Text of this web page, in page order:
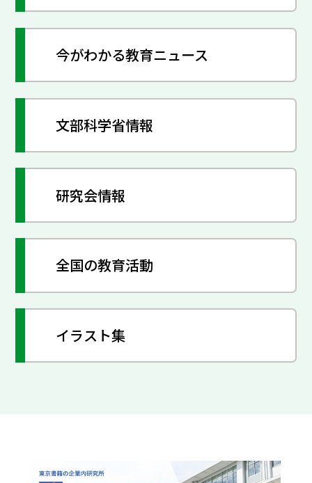
今がわかる教育ニュース
文部科学省情報
研究会情報
全国の教育活動
イラスト集